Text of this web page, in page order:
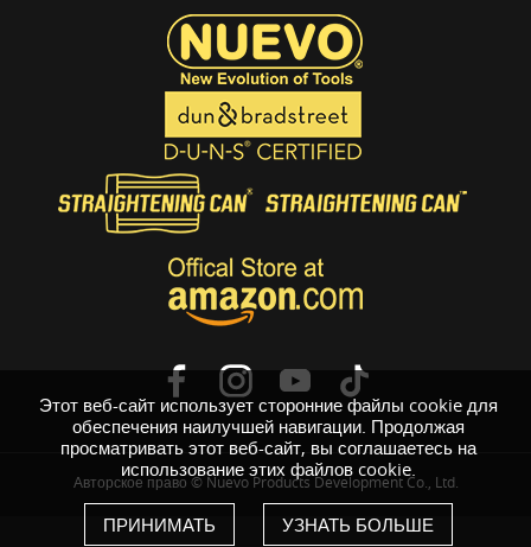
Этот веб-сайт использует сторонние файлы cookie для
обеспечения наилучшей навигации. Продолжая
просматривать этот веб-сайт, вы соглашаетесь на
использование этих файлов cookie.
ПРИНИМАТЬ УЗНАТЬ БОЛЬШЕ
Авторское право © Nuevo Products Development Co., Ltd.